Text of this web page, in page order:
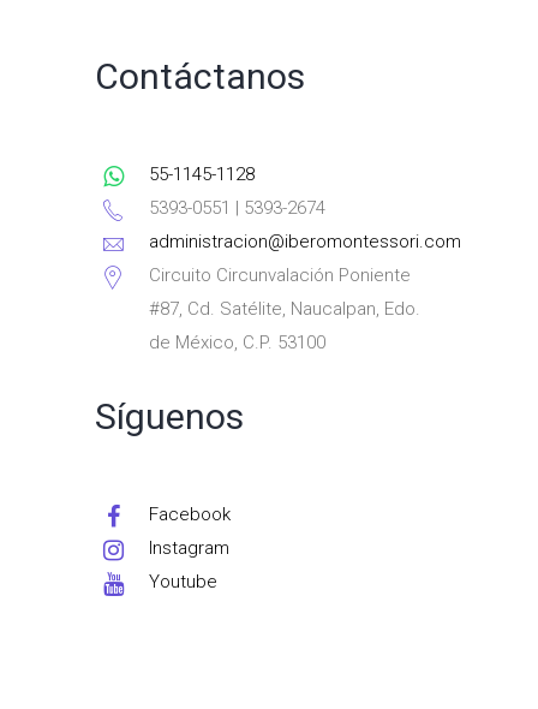
Contáctanos
55-1145-1128
5393-0551 | 5393-2674
administracion@iberomontessori.com
Circuito Circunvalación Poniente
#87, Cd. Satélite, Naucalpan, Edo.
de México, C.P. 53100
Síguenos
Facebook
Instagram
Youtube